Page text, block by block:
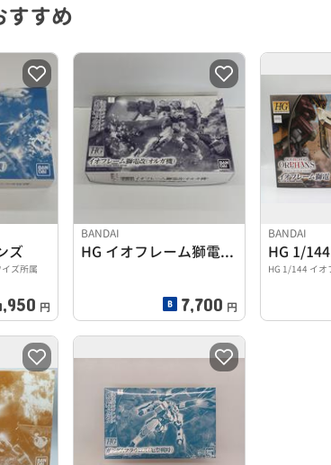
すすめ
ズ
ズ所属
円
BANDAI
HG イオフレーム獅電改(オルガ機)
7,700 円
BANDAI
HG 1/144
HG 1/144 イオ